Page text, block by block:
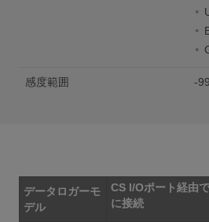
感度範囲 -
データロガーモ
デル
CS I/Oポート経由
に接続